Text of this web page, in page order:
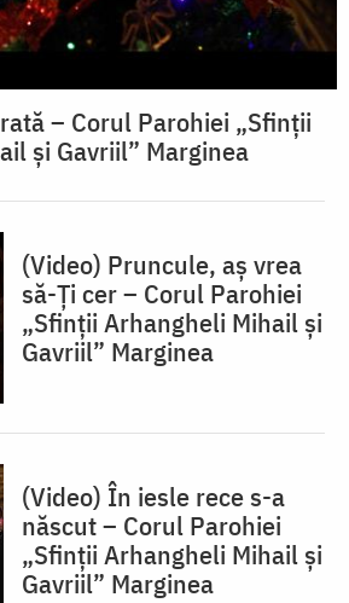
– Corul Parohiei „Sfinții
și Gavriil” Marginea
(Video) Pruncule, aș vrea
să-Ți cer – Corul Parohiei
„Sfinții Arhangheli Mihail și
Gavriil” Marginea
(Video) În iesle rece s-a
născut – Corul Parohiei
„Sfinții Arhangheli Mihail și
Gavriil” Marginea